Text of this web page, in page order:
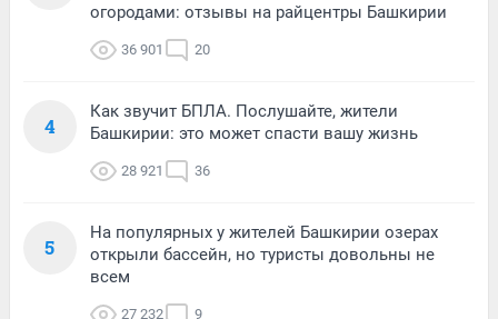
огородами: отзывы на райцентры Башкирии
36 901 20
4
Как звучит БПЛА. Послушайте, жители
Башкирии: это может спасти вашу жизнь
28 921 36
5
На популярных у жителей Башкирии озерах
открыли бассейн, но туристы довольны не
всем
27 232 9